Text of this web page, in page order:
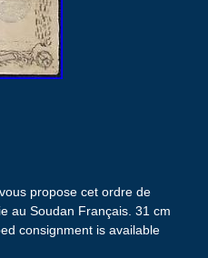
propose cet ordre de
au Soudan Français. 31 cm
consignment is available